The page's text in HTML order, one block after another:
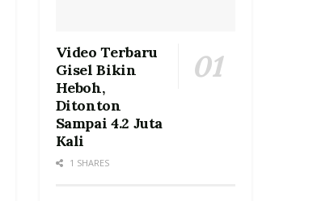
Video Terbaru
Gisel Bikin
Heboh,
Ditonton
Sampai 4.2 Juta
Kali
1 SHARES